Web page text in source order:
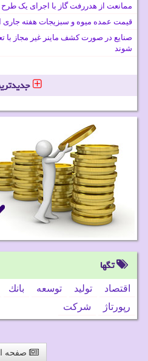
ممانعت از هدررفت گاز با اجرای یک
قیمت عمده میوه و سبزیجات هفته جاری
صنایع در صورت کشف ماینر غیر مجاز با
شوند
تگها
اقتصاد تولید توسعه بانك
رپورتاژ
شركت
صفحه